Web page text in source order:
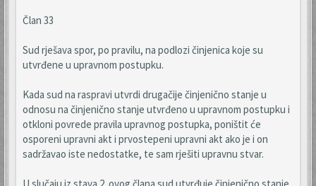
Član 33
Sud rješava spor, po pravilu, na podlozi činjenica koje su
utvrđene u upravnom postupku.
Kada sud na raspravi utvrdi drugačije činjenično stanje u
odnosu na činjenično stanje utvrđeno u upravnom postupku i
otkloni povrede pravila upravnog postupka, poništit će
osporeni upravni akt i prvostepeni upravni akt ako je i on
sadržavao iste nedostatke, te sam rješiti upravnu stvar.